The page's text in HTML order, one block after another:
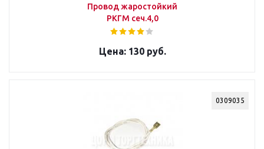
Провод жаростойкий
РКГМ сеч.4,0
130 руб.
0309035